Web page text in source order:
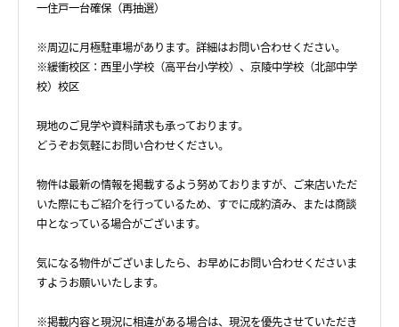
一住戸一台確保（再抽選）
※周辺に月極駐車場があります。詳細はお問い合わせください。
※緩衝校区：西里小学校（高平台小学校）、京陵中学校（北部中学
校）校区
現地のご見学や資料請求も承っております。
どうぞお気軽にお問い合わせください。
物件は最新の情報を掲載するよう努めておりますが、ご来店いただ
いた際にもご紹介を行っているため、すでに成約済み、または商談
中となっている場合がございます。
気になる物件がございましたら、お早めにお問い合わせくださいま
すようお願いいたします。
※掲載内容と現況に相違がある場合は、現況を優先させていただき